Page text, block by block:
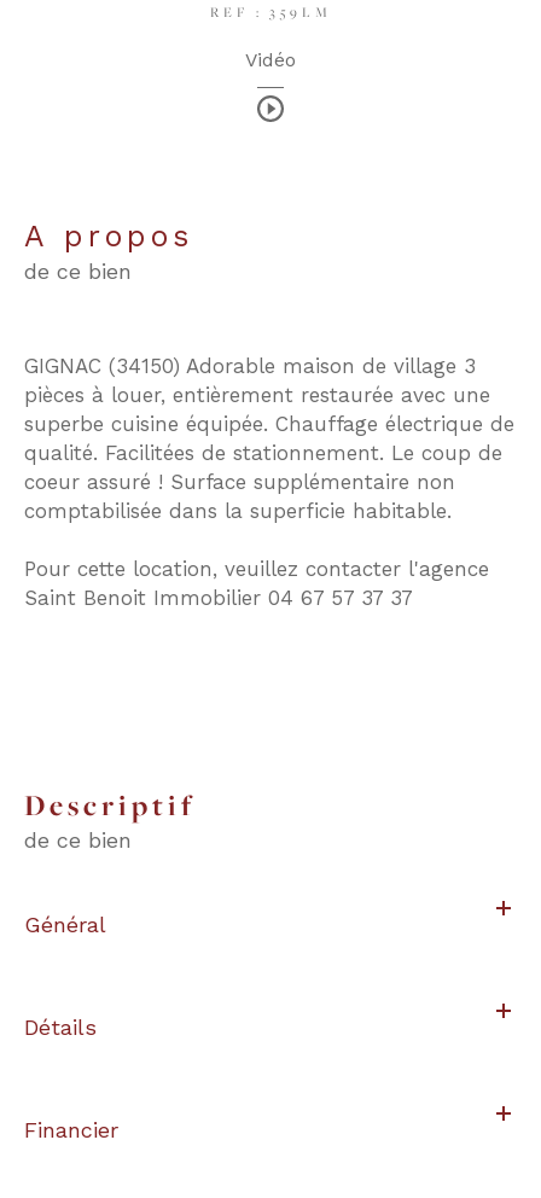
REF : 359LM
Vidéo
a propos
de ce bien
GIGNAC (34150) Adorable maison de village 3
pièces à louer, entièrement restaurée avec une
superbe cuisine équipée. Chauffage électrique de
qualité. Facilitées de stationnement. Le coup de
coeur assuré ! Surface supplémentaire non
comptabilisée dans la superficie habitable.
Pour cette location, veuillez contacter l'agence
Saint Benoit Immobilier 04 67 57 37 37
descriptif
de ce bien
Général
Détails
Financier